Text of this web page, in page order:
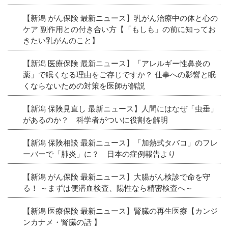
【新潟 がん保険 最新ニュース】乳がん治療中の体と心の
ケア 副作用との付き合い方【「もしも」の前に知ってお
きたい乳がんのこと】
【新潟 医療保険 最新ニュース】「アレルギー性鼻炎の
薬」で眠くなる理由をご存じですか？ 仕事への影響と眠
くならないための対策を医師が解説
【新潟 保険見直し 最新ニュース】人間にはなぜ「虫垂」
があるのか？ 科学者がついに役割を解明
【新潟 保険相談 最新ニュース】「加熱式タバコ」のフレ
ーバーで「肺炎」に？ 日本の症例報告より
【新潟 がん保険 最新ニュース】大腸がん検診で命を守
る！ ～まずは便潜血検査、陽性なら精密検査へ～
【新潟 医療保険 最新ニュース】腎臓の再生医療【カンジ
ンカナメ・腎臓の話 】